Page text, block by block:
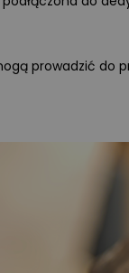
prowadzić do